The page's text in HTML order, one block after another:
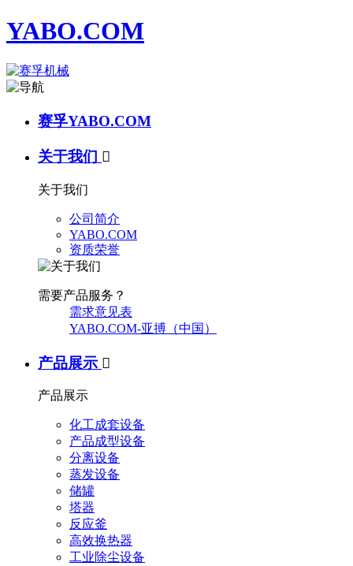
YABO.COM
赛孚YABO.COM
关于我们 
关于我们
公司简介
YABO.COM
资质荣誉
需要产品服务？
需求意见表
YABO.COM-亚搏（中国）
产品展示 
产品展示
化工成套设备
产品成型设备
分离设备
蒸发设备
储罐
塔器
反应釜
高效换热器
工业除尘设备